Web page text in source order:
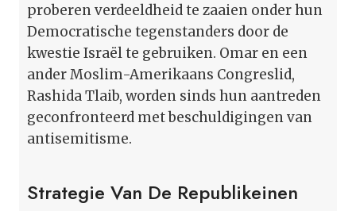
proberen verdeeldheid te zaaien onder hun
Democratische tegenstanders door de
kwestie Israël te gebruiken. Omar en een
ander Moslim-Amerikaans Congreslid,
Rashida Tlaib, worden sinds hun aantreden
geconfronteerd met beschuldigingen van
antisemitisme.
Strategie Van De Republikeinen